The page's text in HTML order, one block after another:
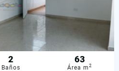
2
Baños
63
Área m2